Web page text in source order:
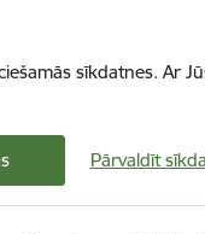
sīkdatnes. Ar
Pārvaldīt